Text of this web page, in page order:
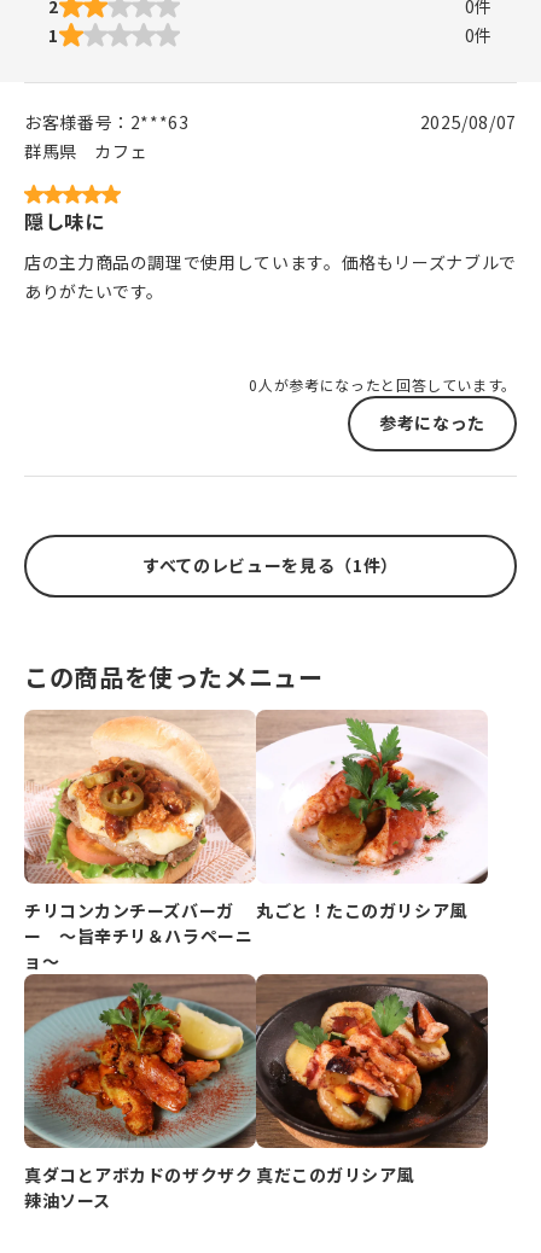
2 0件
1
0件
お客様番号： 2***63
群馬県
カフェ
2025/08/07
隠し味に
店の主力商品の調理で使用しています。価格もリーズナブルで
ありがたいです。
0人が参考になったと回答しています。
参考になった
すべてのレビューを見る（1件）
この商品を使ったメニュー
チリコンカンチーズバーガ
ー ～旨辛チリ＆ハラペーニ
ョ～
丸ごと！たこのガリシア風
真ダコとアボカドのザクザク
辣油ソース
真だこのガリシア風